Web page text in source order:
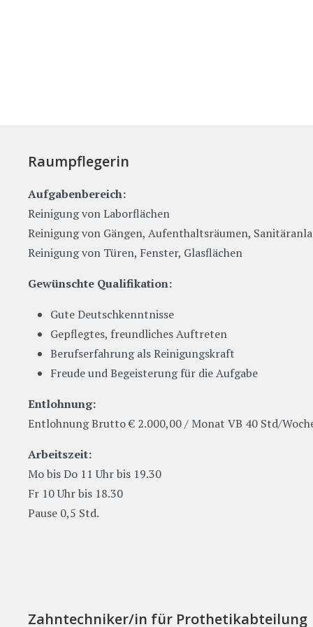
Raumpflegerin
Aufgabenbereich:
Reinigung von Laborflächen
Reinigung von Gängen, Aufenthaltsräumen,
Reinigung von Türen, Fenster, Glasflächen
Gewünschte Qualifikation:
Gute Deutschkenntnisse
Gepflegtes, freundliches Auftreten
Berufserfahrung als Reinigungskraft
Freude und Begeisterung für die Aufgabe
Entlohnung:
Entlohnung Brutto € 2.000,00 / Monat VB 40 Std/
Arbeitszeit:
Mo bis Do 11 Uhr bis 19.30
Fr 10 Uhr bis 18.30
Pause 0,5 Std.
Zahntechniker/in für Prothetikabteilung